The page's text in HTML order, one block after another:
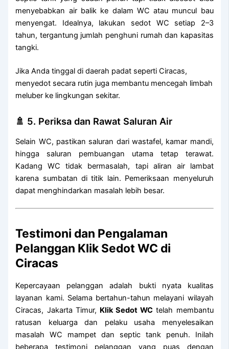
menyebabkan air balik ke dalam WC atau muncul bau
menyengat. Idealnya, lakukan sedot WC setiap 2–3
tahun, tergantung jumlah penghuni rumah dan kapasitas
tangki.
Jika Anda tinggal di daerah padat seperti Ciracas,
menyedot secara rutin juga membantu mencegah limbah
meluber ke lingkungan sekitar.
🚿 5. Periksa dan Rawat Saluran Air
Selain WC, pastikan saluran dari wastafel, kamar mandi,
hingga saluran pembuangan utama tetap terawat.
Kadang WC tidak bermasalah, tapi aliran air lambat
karena sumbatan di titik lain. Pemeriksaan menyeluruh
dapat menghindarkan masalah lebih besar.
Testimoni dan Pengalaman
Pelanggan Klik Sedot WC di
Ciracas
Kepercayaan pelanggan adalah bukti nyata kualitas
layanan kami. Selama bertahun-tahun melayani wilayah
Ciracas, Jakarta Timur, Klik Sedot WC telah membantu
ratusan keluarga dan pelaku usaha menyelesaikan
masalah WC mampet dan septic tank penuh. Inilah
beberapa testimoni pelanggan yang puas dengan